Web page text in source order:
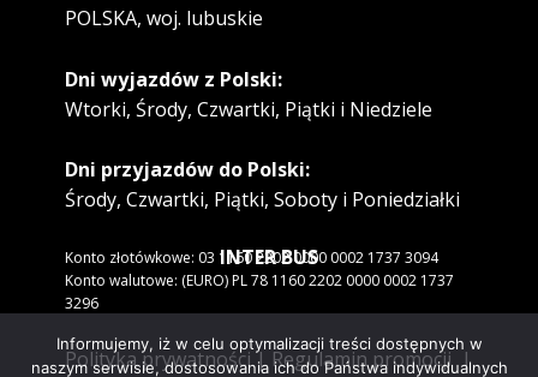
POLSKA, woj. lubuskie
Dni wyjazdów z Polski:
Wtorki, Środy, Czwartki, Piątki i Niedziele
Dni przyjazdów do Polski:
Środy, Czwartki, Piątki, Soboty i Poniedziałki
Konto złotówkowe: 03 1160 2202 0000 0002 1737 3094
Konto walutowe: (EURO) PL 78 1160 2202 0000 0002 1737
3296
INTER BUS
Polityka prywatności| Regulamin promocji|
Informujemy, iż w celu optymalizacji treści dostępnych w
naszym serwisie, dostosowania ich do Państwa indywidualnych